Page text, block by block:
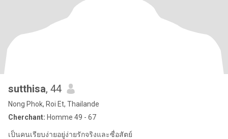
sutthisa, 44
Nong Phok, Roi Et, Thailande
Cherchant: Homme 49 - 67
เป็นคนเรียบง่ายอยู่ง่ายรักจริงและซื่อสัตย์